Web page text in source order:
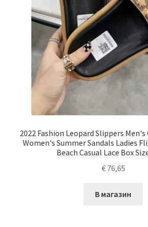
2022 Fashion Leopard Slippers
Women's Summer Sandals Ladies
Beach Casual Lace Box
€76,65
В магазин